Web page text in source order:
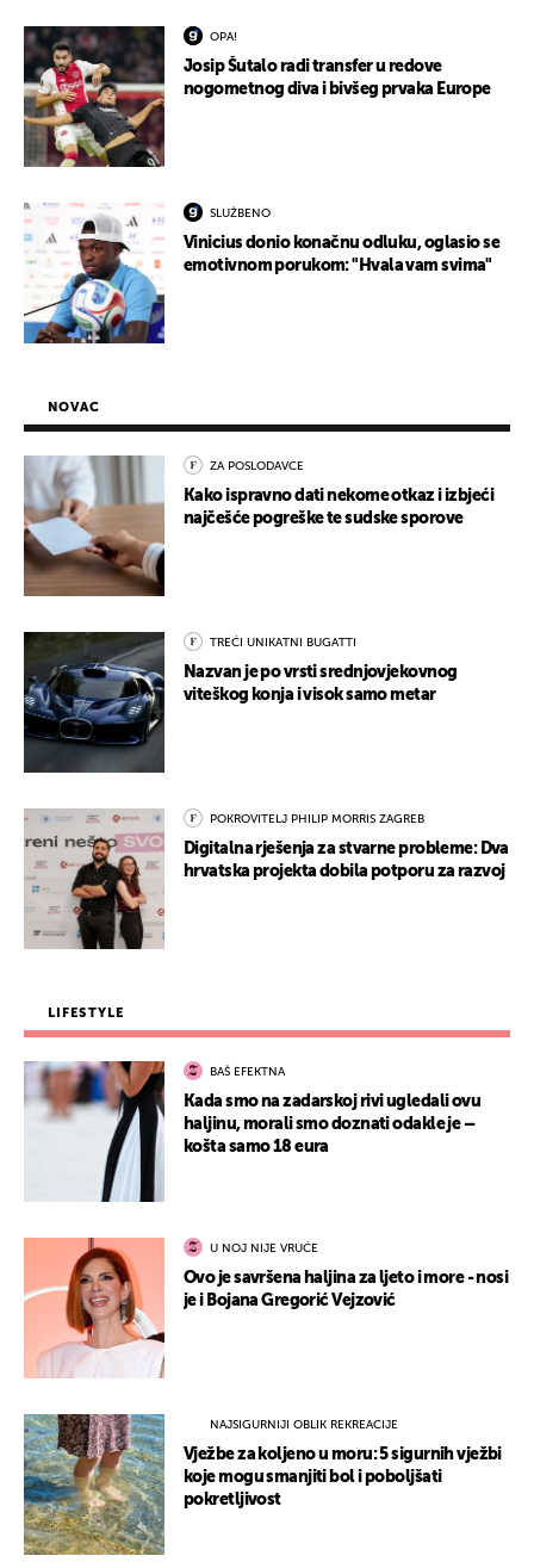
OPA!
Josip Šutalo radi transfer u redove
nogometnog diva i bivšeg prvaka Europe
SLUŽBENO
Vinicius donio konačnu odluku, oglasio se
emotivnom porukom: "Hvala vam svima"
NOVAC
ZA POSLODAVCE
Kako ispravno dati nekome otkaz i izbjeći
najčešće pogreške te sudske sporove
TREĆI UNIKATNI BUGATTI
Nazvan je po vrsti srednjovjekovnog
viteškog konja i visok samo metar
POKROVITELJ PHILIP MORRIS ZAGREB
Digitalna rješenja za stvarne probleme: Dva
hrvatska projekta dobila potporu za razvoj
LIFESTYLE
BAŠ EFEKTNA
Kada smo na zadarskoj rivi ugledali ovu
haljinu, morali smo doznati odakle je –
košta samo 18 eura
U NOJ NIJE VRUĆE
Ovo je savršena haljina za ljeto i more - nosi
je i Bojana Gregorić Vejzović
NAJSIGURNIJI OBLIK REKREACIJE
Vježbe za koljeno u moru: 5 sigurnih vježbi
koje mogu smanjiti bol i poboljšati
pokretljivost